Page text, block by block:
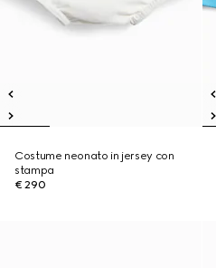
Costume neonato in jersey con
stampa
€ 290